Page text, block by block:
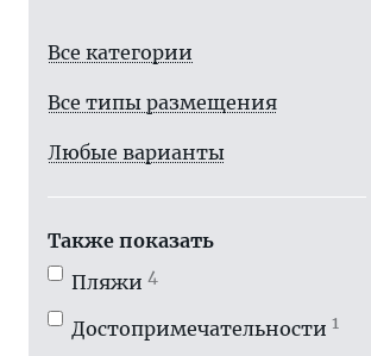
На
Все категории
Все типы размещения
Любые варианты
Также показать
Пляжи 4
Достопримечатель­ности 1